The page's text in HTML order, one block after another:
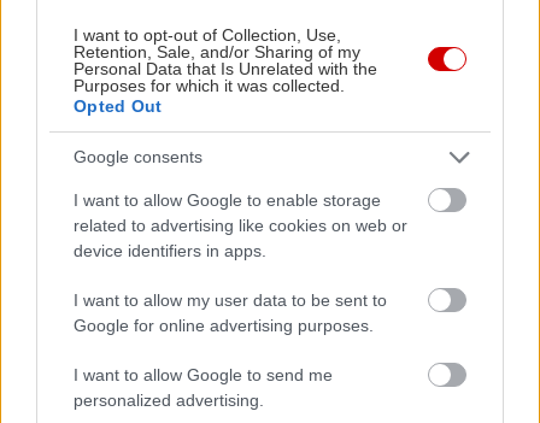
I want to opt-out of Collection, Use,
Retention, Sale, and/or Sharing of my
Personal Data that Is Unrelated with the
Purposes for which it was collected.
Opted Out
Google consents
I want to allow Google to enable storage
related to advertising like cookies on web or
device identifiers in apps.
I want to allow my user data to be sent to
Google for online advertising purposes.
I want to allow Google to send me
personalized advertising.
Διαβάστε επίσης